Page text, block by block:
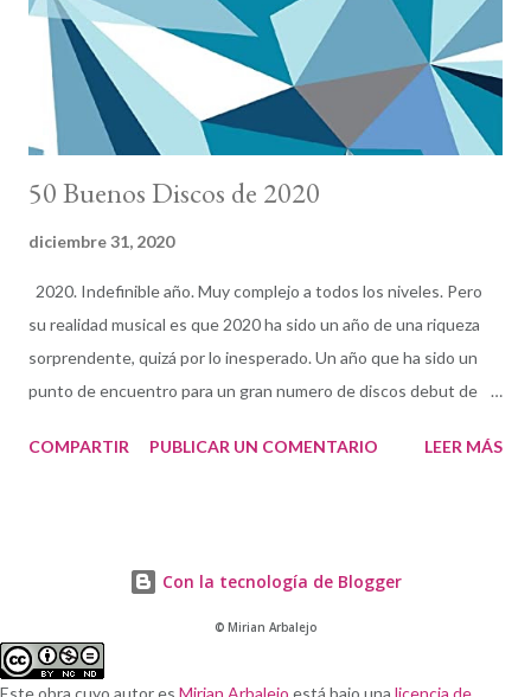
obra fue básica para la ampliación del American Songbook y los
estándares de jazz. En su legado ( Oklahoma!, Carousel, South
Pacific, El Re...
50 Buenos Discos de 2020
diciembre 31, 2020
2020. Indefinible año. Muy complejo a todos los niveles. Pero
su realidad musical es que 2020 ha sido un año de una riqueza
sorprendente, quizá por lo inesperado. Un año que ha sido un
punto de encuentro para un gran numero de discos debut de
reediciones y grabaciones inéditas históricas. Quiero, antes
de ellos es Delicious, proyecto de Itziar Yagüe: un álbum
esencialmente bluesy , compuesto e interpretado en España,
que ha conseguido unir a críticos de diversos géneros y ha
traído un punto de encuentro para el oyente ecléctico y el
COMPARTIR PUBLICAR UN COMENTARIO LEER MÁS
Con la tecnología de Blogger
© Mirian Arbalejo
Este obra cuyo autor es Mirian Arbalejo está bajo una licencia de